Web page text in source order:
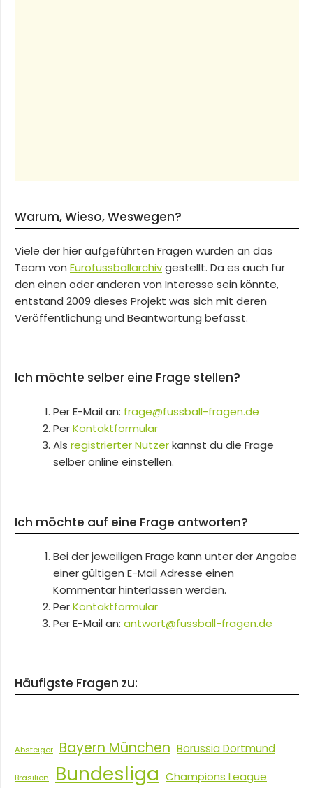
Warum, Wieso, Weswegen?
Viele der hier aufgeführten Fragen wurden an das
Team von Eurofussballarchivgestellt. Da es auch für
den einen oder anderen von Interesse sein könnte,
entstand 2009 dieses Projekt was sich mit deren
Veröffentlichung und Beantwortung befasst.
Ich möchte selber eine Frage stellen?
Per E-Mail an: frage@fussball-fragen.de
PerKontaktformular
Als registrierter Nutzerkannst du die Frage
selber online einstellen.
Ich möchte auf eine Frage antworten?
Bei der jeweiligen Frage kann unter der Angabe
einer gültigen E-Mail Adresse einen
Kommentar hinterlassen werden.
PerKontaktformular
Per E-Mail an: antwort@fussball-fragen.de
Häufigste Fragen zu:
Absteiger Bayern München Borussia Dortmund
Brasilien Bundesliga Champions League